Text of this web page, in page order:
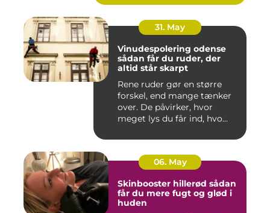
31. May
Vinudespolering odense
sådan får du ruder, der
altid står skarpt
Rene ruder gør en større
forskel, end mange tænker
over. De påvirker, hvor
meget lys du får ind, hvo...
06. May
Skinbooster hillerød sådan
får du mere fugt og glød i
huden